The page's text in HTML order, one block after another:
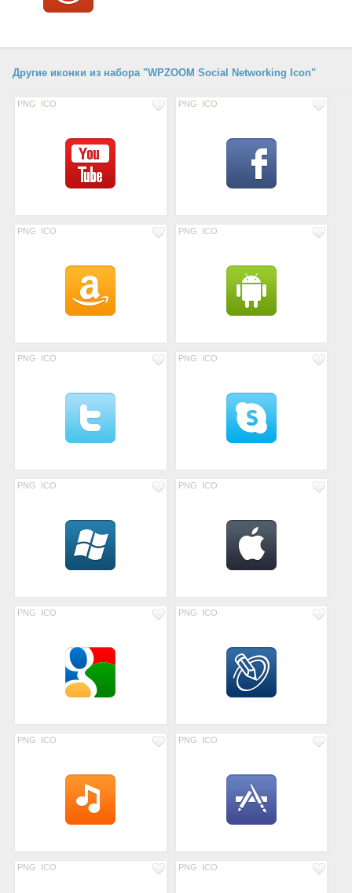
Другие иконки из набора "WPZOOM Social Networking Icon"
PNG ICO PNG ICO
PNG ICO PNG ICO
PNG ICO PNG ICO
PNG ICO PNG ICO
PNG ICO PNG ICO
PNG ICO PNG ICO
PNG ICO PNG ICO